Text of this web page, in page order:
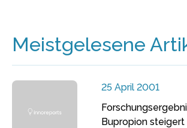
Meistgelesene
25 April 2001
Bupropion